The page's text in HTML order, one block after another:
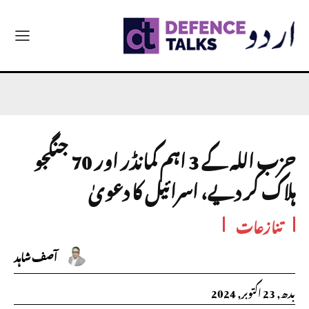
حزب اللہ کے 3 اہم کمانڈر اور 70 جنگجو
ہلاک کر دیے، اسرائیل کا دعویٰ
تنازعات
آصف شاہد
بدھ, 23 اکتوبر, 2024